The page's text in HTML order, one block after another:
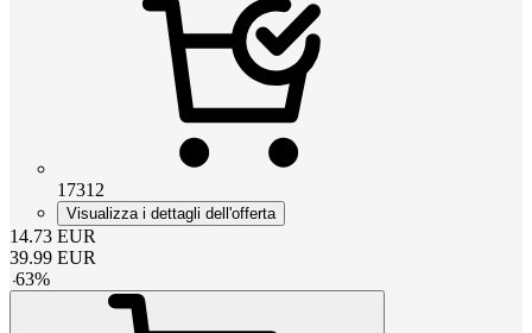
17312
Visualizza i dettagli dell'offerta
14.73 EUR
39.99 EUR
-63%